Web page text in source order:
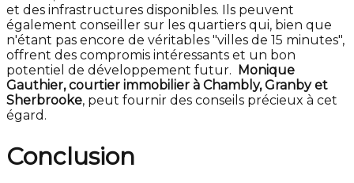
et des infrastructures disponibles. Ils peuvent
également conseiller sur les quartiers qui, bien que
n'étant pas encore de véritables "villes de 15 minutes",
offrent des compromis intéressants et un bon
potentiel de développement futur. Monique
Gauthier, courtier immobilier à Chambly, Granby et
Sherbrooke, peut fournir des conseils précieux à cet
égard.
Conclusion